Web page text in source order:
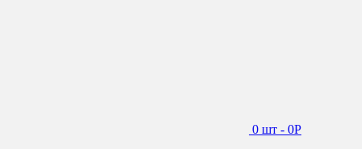
0 шт - 0Р